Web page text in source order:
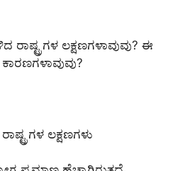
ರಾಷ್ಟ್ರಗಳ ಲಕ್ಷಣಗಳಾವುವು? ಈ
ಲಕ್ಷಣಗಳು